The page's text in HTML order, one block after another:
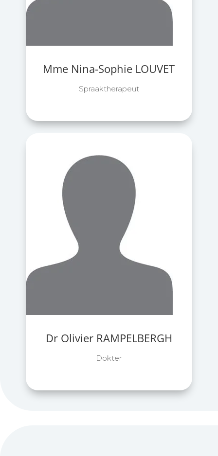
Mme Nina-Sophie LOUVET
Spraaktherapeut
Dr Olivier RAMPELBERGH
Dokter